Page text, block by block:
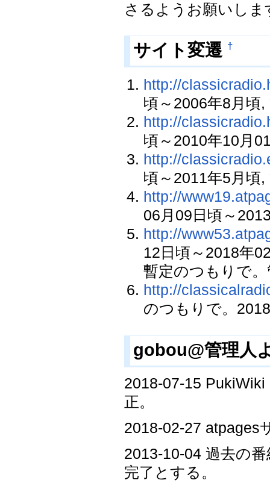
さるようお願いしま
サイト変遷 †
http://
頃～2006年8月頃
http://
頃～2010年10月
http://
頃～2011年5月頃
http://
06月09日頃～
http://
12日頃～2018年
暫定のつもりで
http://
のつもりで。
gobou@管理人
2018-07-15
正。
2018-02-27 atpages
2013-10-04 過去の
完了とする。